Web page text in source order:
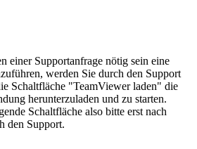
einer Supportanfrage nötig sein eine
werden Sie durch den Support
Schaltfläche "TeamViewer laden" die
herunterzuladen und zu starten.
Schaltfläche also bitte erst nach
den Support.